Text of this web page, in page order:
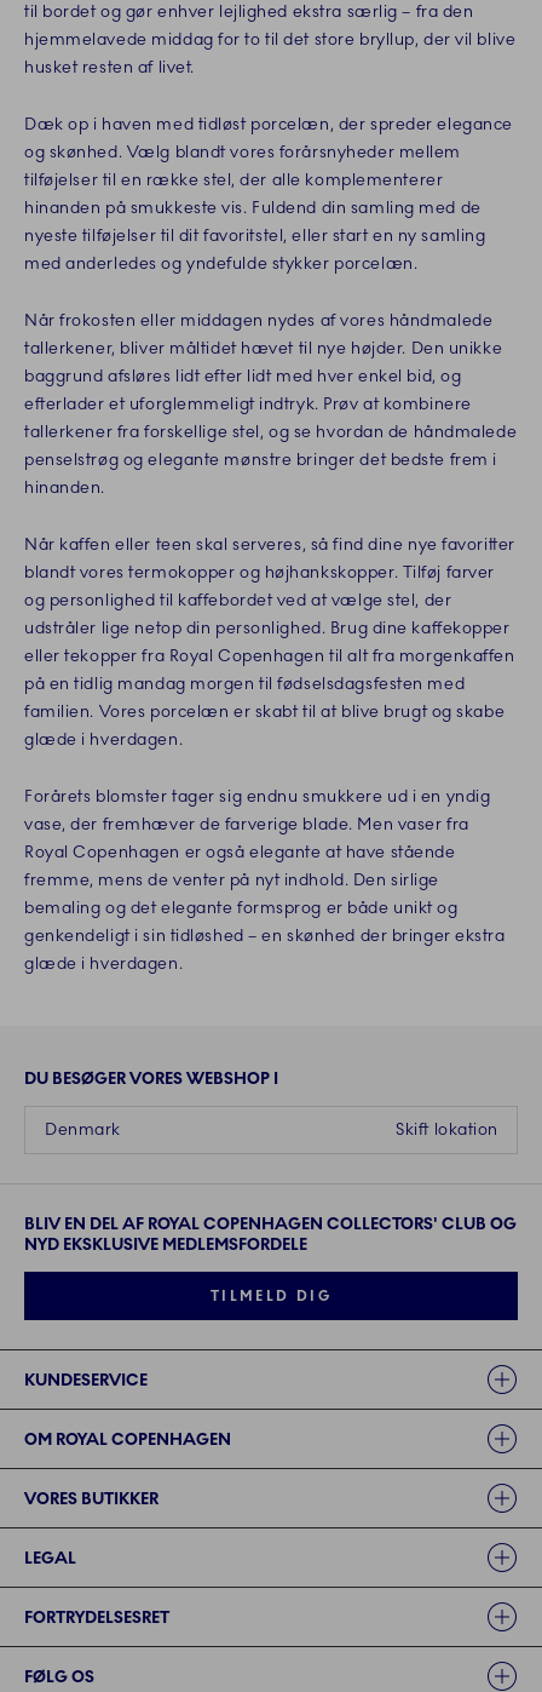
til bordet og gør enhver lejlighed ekstra særlig – fra den
hjemmelavede middag for to til det store bryllup, der vil blive
husket resten af livet.
Dæk op i haven med tidløst porcelæn, der spreder elegance
og skønhed. Vælg blandt vores forårsnyheder mellem
tilføjelser til en række stel, der alle komplementerer
hinanden på smukkeste vis. Fuldend din samling med de
nyeste tilføjelser til dit favoritstel, eller start en ny samling
med anderledes og yndefulde stykker porcelæn.
Når frokosten eller middagen nydes af vores håndmalede
tallerkener, bliver måltidet hævet til nye højder. Den unikke
baggrund afsløres lidt efter lidt med hver enkel bid, og
efterlader et uforglemmeligt indtryk. Prøv at kombinere
tallerkener fra forskellige stel, og se hvordan de håndmalede
penselstrøg og elegante mønstre bringer det bedste frem i
hinanden.
Når kaffen eller teen skal serveres, så find dine nye favoritter
blandt vores termokopper og højhankskopper. Tilføj farver
og personlighed til kaffebordet ved at vælge stel, der
udstråler lige netop din personlighed. Brug dine kaffekopper
eller tekopper fra Royal Copenhagen til alt fra morgenkaffen
på en tidlig mandag morgen til fødselsdagsfesten med
familien. Vores porcelæn er skabt til at blive brugt og skabe
glæde i hverdagen.
Forårets blomster tager sig endnu smukkere ud i en yndig
vase, der fremhæver de farverige blade. Men vaser fra
Royal Copenhagen er også elegante at have stående
fremme, mens de venter på nyt indhold. Den sirlige
bemaling og det elegante formsprog er både unikt og
genkendeligt i sin tidløshed – en skønhed der bringer ekstra
glæde i hverdagen.
DU BESØGER VORES WEBSHOP I
Skift lokation
Denmark
BLIV EN DEL AF ROYAL COPENHAGEN COLLECTORS' CLUB OG
NYD EKSKLUSIVE MEDLEMSFORDELE
TILMELD DIG
KUNDESERVICE
OM ROYAL COPENHAGEN
VORES BUTIKKER
LEGAL
FORTRYDELSESRET
FØLG OS